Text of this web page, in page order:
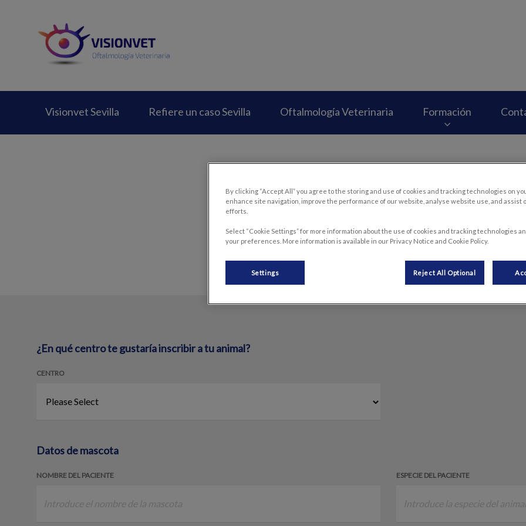
Visionvet Sevilla Refiere un caso Sevilla Oftalmología Veterinaria Formación
Register Your Pet
Summary
¿En qué centro te gustaría inscribir a tu animal?
CENTRO
Datos de mascota
NOMBRE DEL PACIENTE ESPECIE DEL PACIENTE
By clicking “Accept All” you agree to the storing and use of cookies and tracking technologies on
enhance site navigation, improve the performance of our website, analyse website use, and assist
efforts.
Select “Cookie Settings” for more information about the use of cookies and tracking technologies
your preferences. More information is available in our Privacy Notice and Cookie Policy.
Settings Reject All Optional